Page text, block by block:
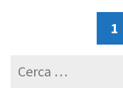
1
Cerca
per: